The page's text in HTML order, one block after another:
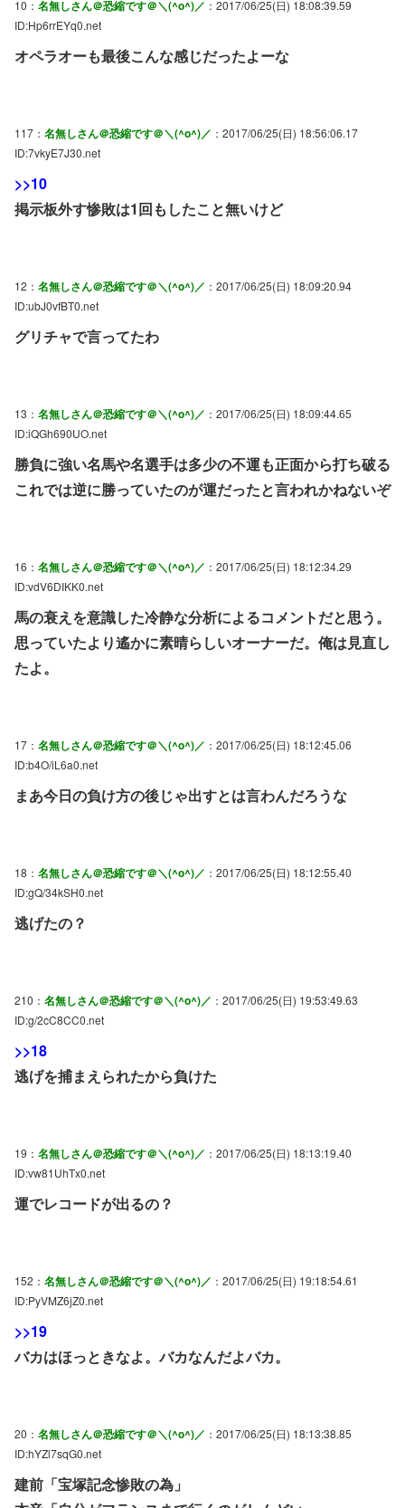
10： 名無しさん＠恐縮です＠＼(^o^)／ ：2017/06/25(日) 18:08:39.59
ID:Hp6rrEYq0.net
オペラオーも最後こんな感じだったよーな
117： 名無しさん＠恐縮です＠＼(^o^)／ ：2017/06/25(日) 18:56:06.17
ID:7vkyE7J30.net
>>10
掲示板外す惨敗は1回もしたこと無いけど
12： 名無しさん＠恐縮です＠＼(^o^)／ ：2017/06/25(日) 18:09:20.94
ID:ubJ0vfBT0.net
グリチャで言ってたわ
13： 名無しさん＠恐縮です＠＼(^o^)／ ：2017/06/25(日) 18:09:44.65
ID:iQGh690UO.net
勝負に強い名馬や名選手は多少の不運も正面から打ち破る
これでは逆に勝っていたのが運だったと言われかねないぞ
16： 名無しさん＠恐縮です＠＼(^o^)／ ：2017/06/25(日) 18:12:34.29
ID:vdV6DIKK0.net
馬の衰えを意識した冷静な分析によるコメントだと思う。
思っていたより遙かに素晴らしいオーナーだ。俺は見直し
たよ。
17： 名無しさん＠恐縮です＠＼(^o^)／ ：2017/06/25(日) 18:12:45.06
ID:b4O/iL6a0.net
まあ今日の負け方の後じゃ出すとは言わんだろうな
18： 名無しさん＠恐縮です＠＼(^o^)／ ：2017/06/25(日) 18:12:55.40
ID:gQ/34kSH0.net
逃げたの？
210： 名無しさん＠恐縮です＠＼(^o^)／ ：2017/06/25(日) 19:53:49.63
ID:g/2cC8CC0.net
>>18
逃げを捕まえられたから負けた
19： 名無しさん＠恐縮です＠＼(^o^)／ ：2017/06/25(日) 18:13:19.40
ID:vw81UhTx0.net
運でレコードが出るの？
152： 名無しさん＠恐縮です＠＼(^o^)／ ：2017/06/25(日) 19:18:54.61
ID:PyVMZ6jZ0.net
>>19
バカはほっときなよ。バカなんだよバカ。
20： 名無しさん＠恐縮です＠＼(^o^)／ ：2017/06/25(日) 18:13:38.85
ID:hYZl7sqG0.net
建前「宝塚記念惨敗の為」